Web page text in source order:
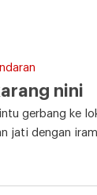
nini
gerbang ke
jati dengan